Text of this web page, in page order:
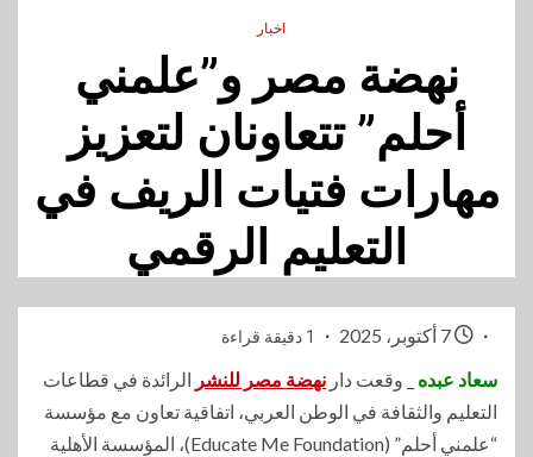
اخبار
نهضة مصر و”علمني
أحلم” تتعاونان لتعزيز
مهارات فتيات الريف في
التعليم الرقمي
1 دقيقة قراءة
سعاد عبده _ وقعت دار نهضة مصر للنشر الرائدة في قطاعات
التعليم والثقافة في الوطن العربي، اتفاقية تعاون مع مؤسسة
“علمني أحلم” (Educate Me Foundation)، المؤسسة الأهلية